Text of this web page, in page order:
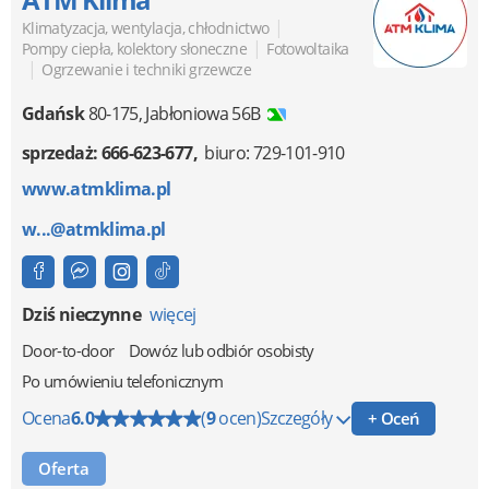
Klimatyzacja, wentylacja, chłodnictwo |
Pompy ciepła, kolektory słoneczne | Fotowoltaika
| Ogrzewanie i techniki grzewcze
Gdańsk80-175,Jabłoniowa 56B
sprzedaż: 666-623-677 biuro: 729-101-910
www.atmklima.pl
w...@atmklima.pl
Dziś nieczynne więcej
Door-to-door
Dowóz lub odbiór osobisty
Po umówieniu telefonicznym
Ocena6.0 (9ocen)Szczegóły + Oceń
Oferta